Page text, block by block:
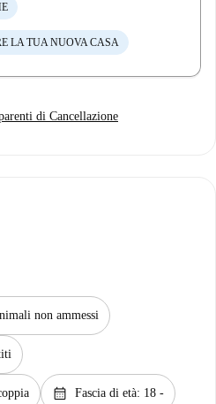
LA TUA NUOVA CASA
di Cancellazione
non ammessi
calendar_month Fascia di età: 18 -